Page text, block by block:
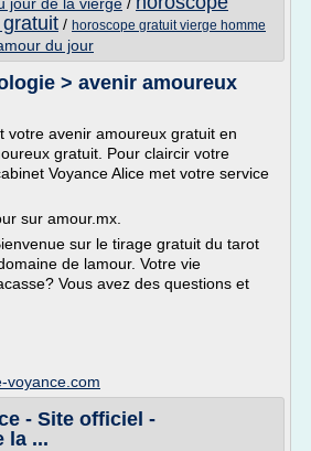
/ horoscope gratuit vierge homme
du jour
> avenir amoureux
votre avenir amoureux gratuit en
gratuit. Pour claircir votre
Voyance Alice met votre service
sur amour.mx.
sur le tirage gratuit du tarot
de lamour. Votre vie
Vous avez des questions et
voyance.com
- Site officiel -
la ...